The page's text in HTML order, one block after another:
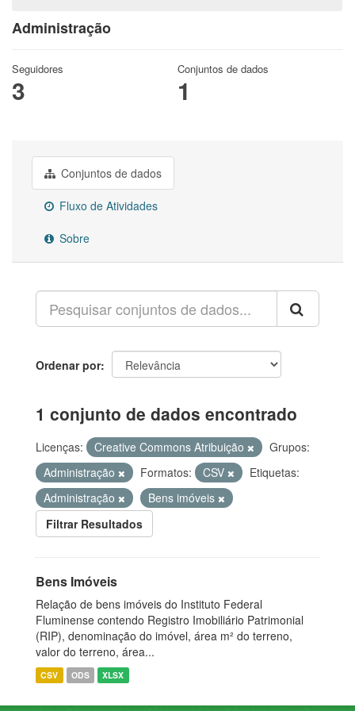
Administração
Seguidores
3
Conjuntos de dados
1
Conjuntos de dados
Fluxo de Atividades
Sobre
Ordenar por
1 conjunto de dados encontrado
Licenças: Creative Commons Atribuição
Grupos:
Administração
Formatos: CSV
Etiquetas:
Administração
Bens imóveis
Filtrar Resultados
Bens Imóveis
Relação de bens imóveis do Instituto Federal
Fluminense contendo Registro Imobiliário Patrimonial
(RIP), denominação do imóvel, área m² do terreno,
valor do terreno, área...
CSV ODS XLSX